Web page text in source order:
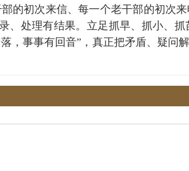
的初次来信、每一个老干部的初次
、处理有结果。立足抓早、抓小、
，事事有回音”，真正把矛盾、疑问